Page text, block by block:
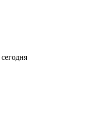
сегодня